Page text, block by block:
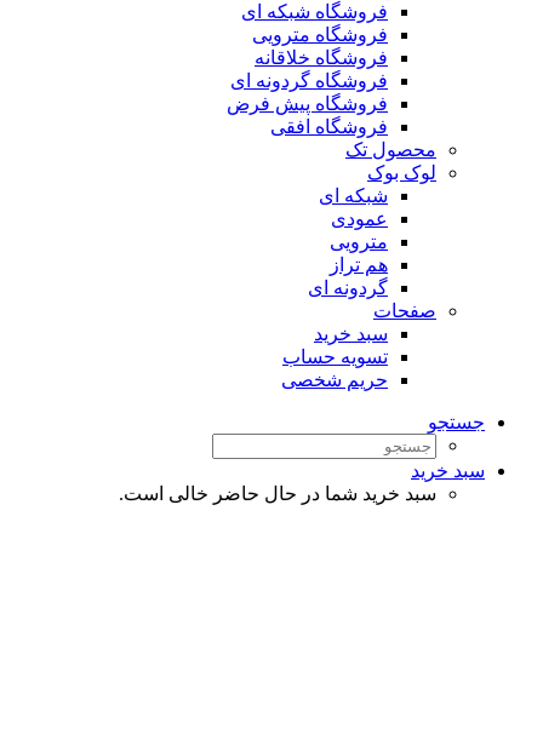
فروشگاه شبکه ای
فروشگاه مترویی
فروشگاه خلاقانه
فروشگاه گردونه ای
فروشگاه پیش فرض
فروشگاه افقی
محصول تک
لوک بوک
شبکه ای
عمودی
مترویی
هم تراز
گردونه ای
صفحات
سبد خرید
تسویه حساب
حریم شخصی
جستجو
سبد خرید
سبد خرید شما در حال حاضر خالی است.